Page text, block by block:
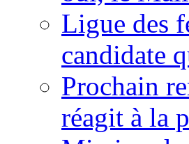
Ligue des
candidate
Prochain
réagit à la